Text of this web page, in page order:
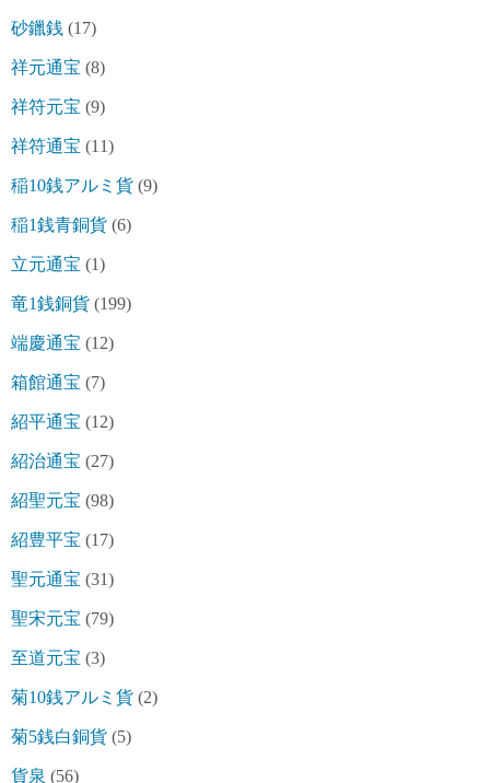
砂鑞銭 (17)
祥元通宝 (8)
祥符元宝 (9)
祥符通宝 (11)
稲10銭アルミ貨 (9)
稲1銭青銅貨 (6)
立元通宝 (1)
竜1銭銅貨 (199)
端慶通宝 (12)
箱館通宝 (7)
紹平通宝 (12)
紹治通宝 (27)
紹聖元宝 (98)
紹豊平宝 (17)
聖元通宝 (31)
聖宋元宝 (79)
至道元宝 (3)
菊10銭アルミ貨 (2)
菊5銭白銅貨 (5)
貨泉 (56)